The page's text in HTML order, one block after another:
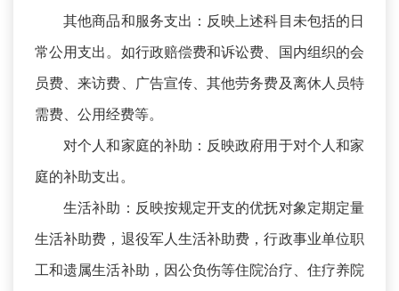
其他商品和服务支出：反映上述科目未包括的日
常公用支出。如行政赔偿费和诉讼费、国内组织的会
员费、来访费、广告宣传、其他劳务费及离休人员特
需费、公用经费等。
对个人和家庭的补助：反映政府用于对个人和家
庭的补助支出。
生活补助：反映按规定开支的优抚对象定期定量
生活补助费，退役军人生活补助费，行政事业单位职
工和遗属生活补助，因公负伤等住院治疗、住疗养院